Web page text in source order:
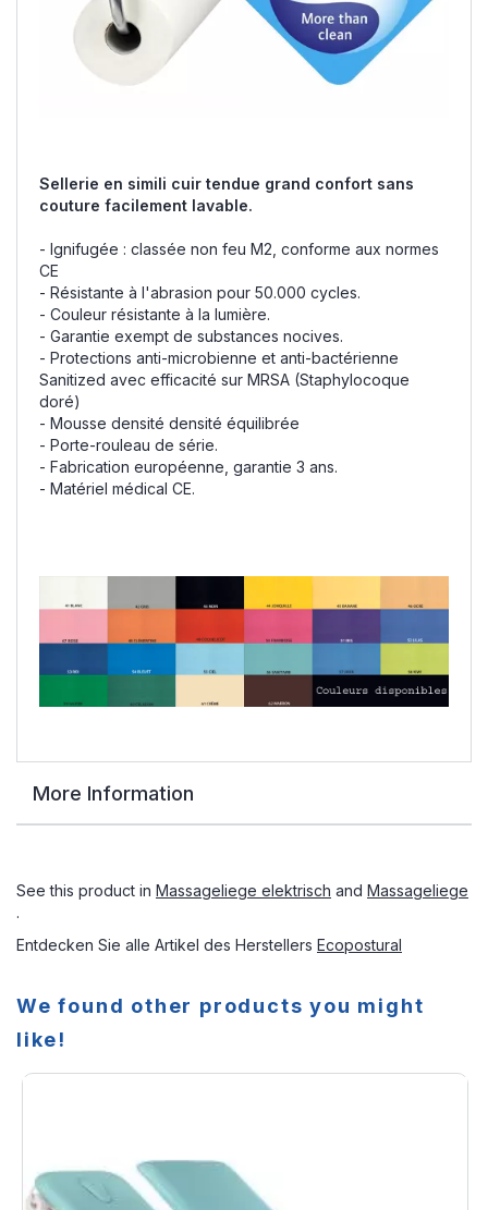
Sellerie en simili cuir tendue grand confort sans
couture facilement lavable.
- Ignifugée : classée non feu M2, conforme aux normes
CE
- Résistante à l'abrasion pour 50.000 cycles.
- Couleur résistante à la lumière.
- Garantie exempt de substances nocives.
- Protections anti-microbienne et anti-bactérienne
Sanitized avec efficacité sur MRSA (Staphylocoque
doré)
- Mousse densité densité équilibrée
- Porte-rouleau de série.
- Fabrication européenne, garantie 3 ans.
- Matériel médical CE.
More Information
See this product in Massageliege elektrisch and Massageliege
.
Entdecken Sie alle Artikel des Herstellers Ecopostural
We found other products you might
like!